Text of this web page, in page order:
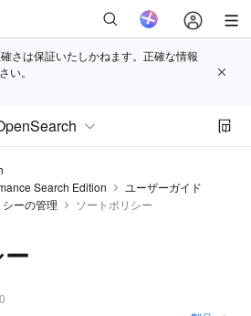
さは保証いたしかねます。正確な情報
い。
Search Edition
ユーザーガイド
シーの管理 ソートポリシー